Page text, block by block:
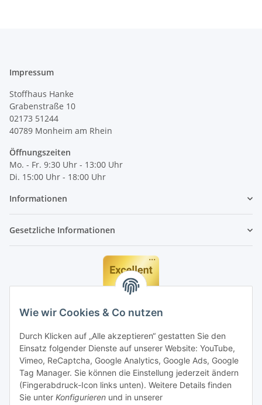
Wie wir Cookies & Co nutzen
Durch Klicken auf „Alle akzeptieren“ gestatten Sie den
Einsatz folgender Dienste auf unserer Website: YouTube,
Vimeo, ReCaptcha, Google Analytics, Google Ads, Google
Tag Manager. Sie können die Einstellung jederzeit ändern
(Fingerabdruck-Icon links unten). Weitere Details finden
Sie unter Konfigurieren und in unserer
Impressum
Stoffhaus Hanke
Grabenstraße 10
02173 51244
40789 Monheim am Rhein
Öffnungszeiten
Mo. - Fr. 9:30 Uhr - 13:00 Uhr
Di. 15:00 Uhr - 18:00 Uhr
Informationen
Gesetzliche Informationen